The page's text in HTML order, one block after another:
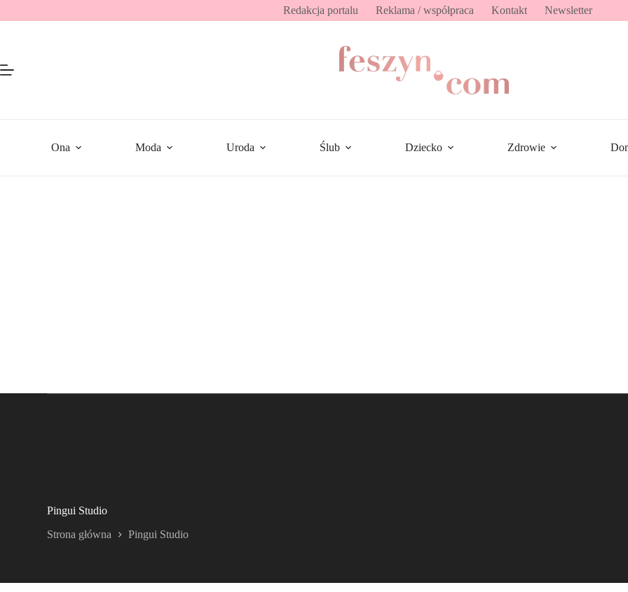
Redakcja portalu Reklama / współpraca Kontakt Newsletter
Ona Moda Uroda Ślub Dziecko Zdrowie
Pingui Studio
Strona główna Pingui Studio